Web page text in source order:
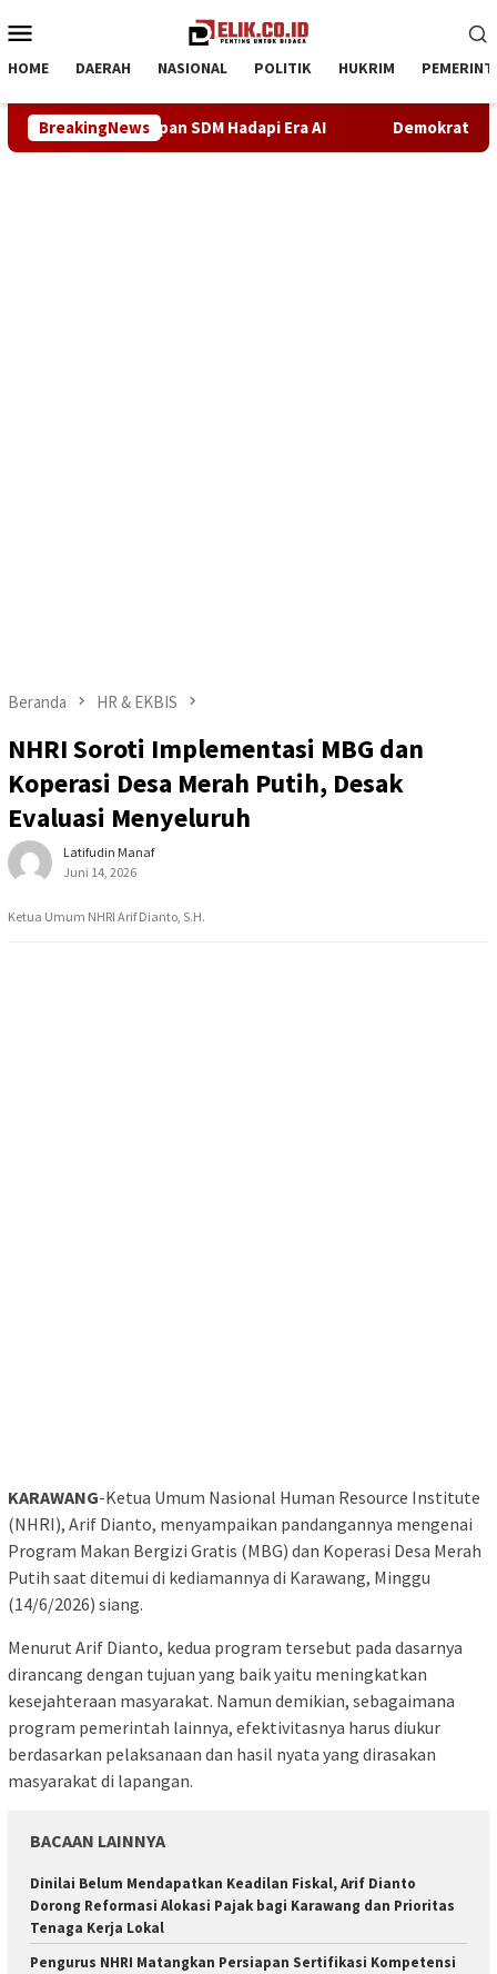
ke
Mobile
HOME DAERAH NASIONAL POLITIK HUKRIM
BreakingNews
Era AI Demokrat Karawang Terus Bergerak
Beranda HR & EKBIS
NHRI Soroti Implementasi MBG dan
Koperasi Desa Merah Putih, Desak
Evaluasi Menyeluruh
Latifudin Manaf
Juni 14, 2026
Ketua Umum NHRI Arif Dianto, S.H.
KARAWANG-Ketua Umum Nasional Human Resource Institute
(NHRI), Arif Dianto, menyampaikan pandangannya mengenai
Program Makan Bergizi Gratis (MBG) dan Koperasi Desa Merah
Putih saat ditemui di kediamannya di Karawang, Minggu
(14/6/2026) siang.
Menurut Arif Dianto, kedua program tersebut pada dasarnya
dirancang dengan tujuan yang baik yaitu meningkatkan
kesejahteraan masyarakat. Namun demikian, sebagaimana
program pemerintah lainnya, efektivitasnya harus diukur
berdasarkan pelaksanaan dan hasil nyata yang dirasakan
masyarakat di lapangan.
BACAAN LAINNYA
Dinilai Belum Mendapatkan Keadilan Fiskal, Arif Dianto
Dorong Reformasi Alokasi Pajak bagi Karawang dan Prioritas
Tenaga Kerja Lokal
Pengurus NHRI Matangkan Persiapan Sertifikasi Kompetensi